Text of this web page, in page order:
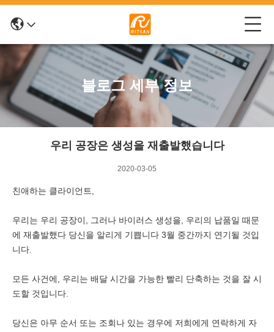
블로그 세부 정보
우리 공장은 생성을 재출발했습니다
2020-03-05
친애하는 클라이언트,
우리는 우리 공장이, 그러나 바이러스 생성을, 우리의 납품일 때문
에 재출발했다 당신을 알리게 기쁩니다 3월 중간까지 연기될 것입
니다.
모든 사건에, 우리는 배달 시간을 가능한 빨리 단축하는 것을 잘 시
도할 것입니다.
당신은 아무 순서 또는 조회나 있는 경우에 저희에게 연락하게 자